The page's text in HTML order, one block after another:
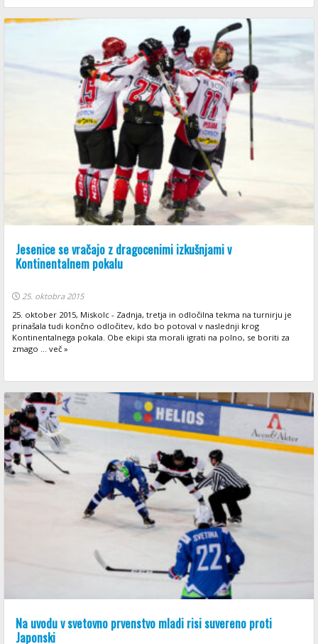
Jesenice se vračajo z dragocenimi izkušnjami v
Kontinentalnem pokalu
25. oktobra 2015
25. oktober 2015, Miskolc - Zadnja, tretja in odločilna tekma na turnirju je
prinašala tudi končno odločitev, kdo bo potoval v naslednji krog
Kontinentalnega pokala. Obe ekipi sta morali igrati na polno, se boriti za
zmago ... več »
Na uvodu v svetovno prvenstvo mladi risi suvereno proti
Japonski